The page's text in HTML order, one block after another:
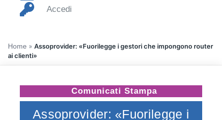
Accedi
Home » Assoprovider: «Fuorilegge i gestori che impongono router
ai clienti»
Comunicati Stampa
Assoprovider: «Fuorilegge i